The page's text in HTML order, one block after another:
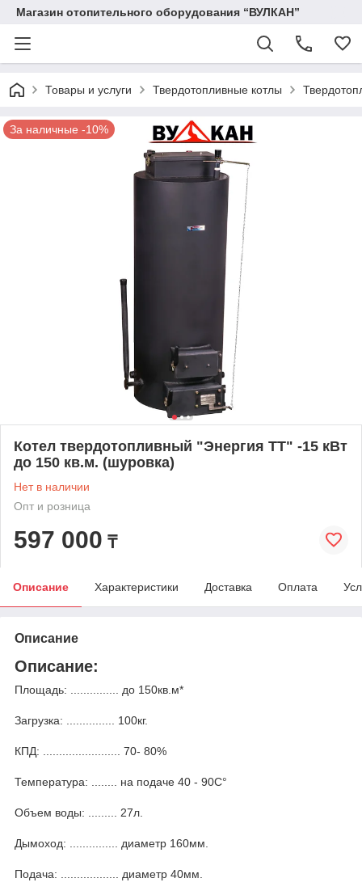
Магазин отопительного оборудования “ВУЛКАН”
Товары и услуги Твердотопливные котлы
За наличные -10%
Котел твердотопливный "Энергия ТТ" -15 кВт
до 150 кв.м. (шуровка)
Нет в наличии
Опт и розница
597 000 ₸
Описание Характеристики Доставка Оплата
Описание
Описание:
Площадь: ............... до 150кв.м*
Загрузка: ............... 100кг.
КПД: ........................ 70- 80%
Температура: ........ на подаче 40 - 90С°
Объем воды: ......... 27л.
Дымоход: ............... диаметр 160мм.
Подача: .................. диаметр 40мм.